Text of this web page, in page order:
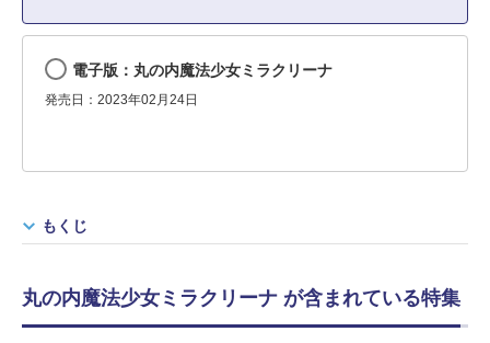
電子版：丸の内魔法少女ミラクリーナ
発売日：2023年02月24日
もくじ
丸の内魔法少女ミラクリーナ が含まれている特集